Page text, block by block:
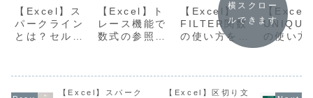
【Excel】ス
パークライン
とは？セル内
機能を分かり
【Excel】ト
レース機能で
数式の参照関
【Excel】
FILTER関数
の使い方を分
かりやすく解
【Excel
UNIQUE
の使い方
かりやす
横スクロー
ルできます
【Excel】スパーク
【Excel】区切り文